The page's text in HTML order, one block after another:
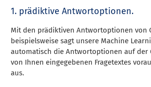
1. prädiktive Antwortoptionen.
Mit den prädiktiven Antwortoptionen von
beispielsweise sagt unsere Machine
automatisch die Antwortoptionen auf der
von Ihnen eingegebenen Fragetextes
aus.